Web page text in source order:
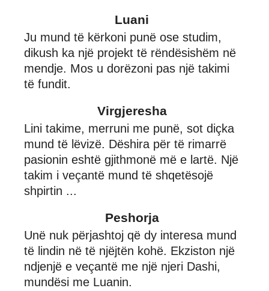
Luani
Ju mund të kërkoni punë ose studim,
dikush ka një projekt të rëndësishëm në
mendje. Mos u dorëzoni pas një takimi
të fundit.
Virgjeresha
Lini takime, merruni me punë, sot diçka
mund të lëvizë. Dëshira për të rimarrë
pasionin eshtë gjithmonë më e lartë. Një
takim i veçantë mund të shqetësojë
shpirtin ...
Peshorja
Unë nuk përjashtoj që dy interesa mund
të lindin në të njëjtën kohë. Ekziston një
ndjenjë e veçantë me një njeri Dashi,
mundësi me Luanin.